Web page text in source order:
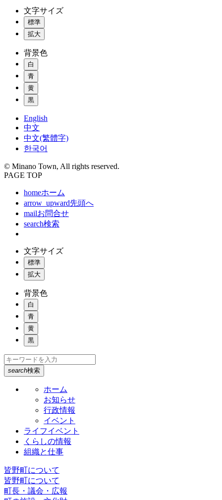
文字サイズ
標準
拡大
背景色
白
青
黄
黒
English
中文
中文(繁體字)
한국어
© Minano Town, All rights reserved.
PAGE TOP
homeホーム
arrow_upward先頭へ
mailお問合せ
search検索
文字サイズ
標準
拡大
背景色
白
青
黄
黒
search検索
ホーム
お知らせ
行政情報
イベント
ライフイベント
くらしの情報
組織と仕事
皆野町について
皆野町について
町長・議会・広報